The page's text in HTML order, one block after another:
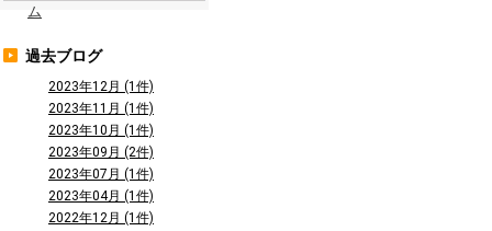
ム
過去ブログ
2023年12月 (1件)
2023年11月 (1件)
2023年10月 (1件)
2023年09月 (2件)
2023年07月 (1件)
2023年04月 (1件)
2022年12月 (1件)